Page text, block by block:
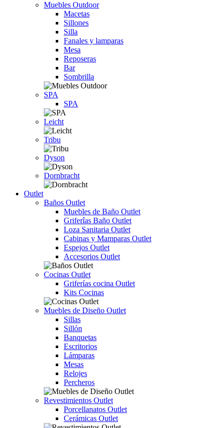
Muebles Outdoor
Macetas
Sillones
Silla
Fanales y lamparas
Mesa
Reposeras
Bar
Sombrilla
SPA
SPA
Leicht
Tribu
Dyson
Dornbracht
Outlet
Baños Outlet
Muebles de Baño Outlet
Griferîas Baño Outlet
Loza Sanitaria Outlet
Cabinas y Mamparas Outlet
Espejos Outlet
Accesorios Outlet
Cocinas Outlet
Griferías cocina Outlet
Kits Cocinas
Muebles de Diseño Outlet
Sillas
Sillón
Banquetas
Escritorios
Lámparas
Mesas
Relojes
Percheros
Revestimientos Outlet
Porcellanatos Outlet
Cerámicas Outlet